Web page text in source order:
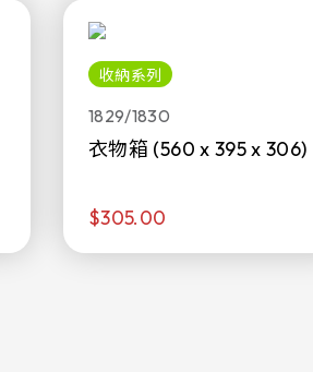
收納系列
1829/1830
衣物箱 (560 x 395 x 306)
$305.00